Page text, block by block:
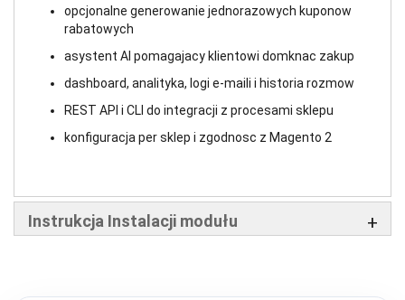
opcjonalne generowanie jednorazowych kuponow
rabatowych
asystent AI pomagajacy klientowi domknac zakup
dashboard, analityka, logi e-maili i historia rozmow
REST API i CLI do integracji z procesami sklepu
konfiguracja per sklep i zgodnosc z Magento 2
Instrukcja Instalacji modułu